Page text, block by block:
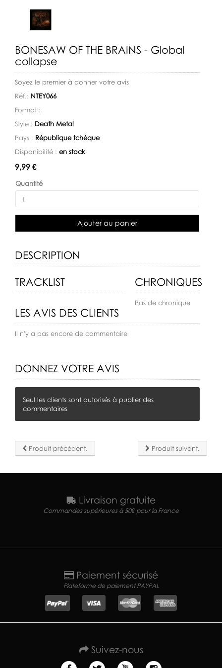
BONESAW OF THE BRAINS - Global
collapse
Soyez le premier à donner votre avis
Réf.: NTEY066
Format :
Style : Death Metal
Pays : République tchèque
Disponibilité : en stock
Disponibilité:
9,99 €
Quantité
Ajouter au panier
DESCRIPTION
TRACKLIST CHRONIQUES
Pas de chronique
LES AVIS DES CLIENTS
Il n'y a pas encore de commentaire
DONNEZ VOTRE AVIS
Seul les clients sont autorisés à publier des
commentaires
Produit précédent. Produit suivant.
Livraison gratuite
Commandes supérieures à 50€ pour la France
Paiement sécurisé
Plateforme de paiement PAYPAL
Suivez-nous